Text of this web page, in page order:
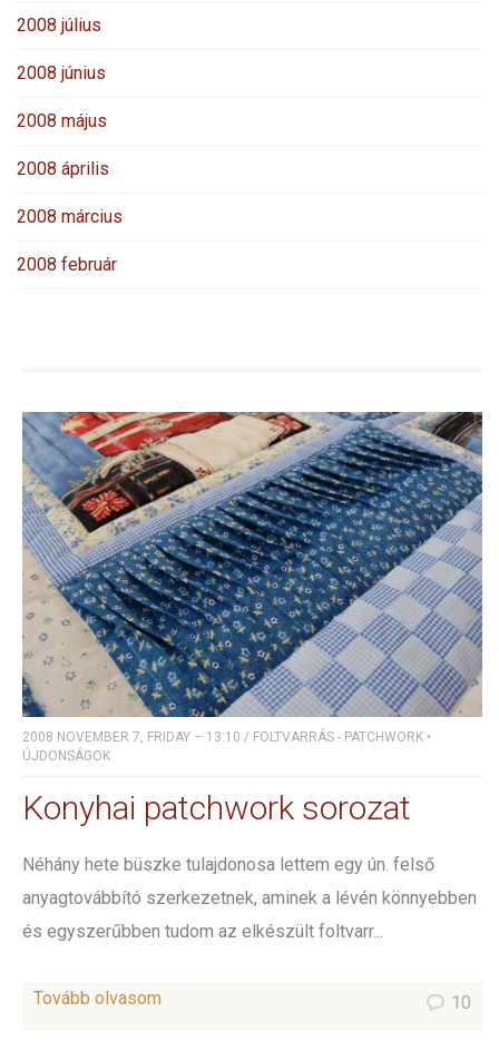
2008 július
2008 június
2008 május
2008 április
2008 március
2008 február
2008 NOVEMBER 7, FRIDAY – 13:10 / FOLTVARRÁS - PATCHWORK •
ÚJDONSÁGOK
Konyhai patchwork sorozat
Néhány hete büszke tulajdonosa lettem egy ún. felső
anyagtovábbító szerkezetnek, aminek a lévén könnyebben
és egyszerűbben tudom az elkészült foltvarr...
Tovább olvasom 10